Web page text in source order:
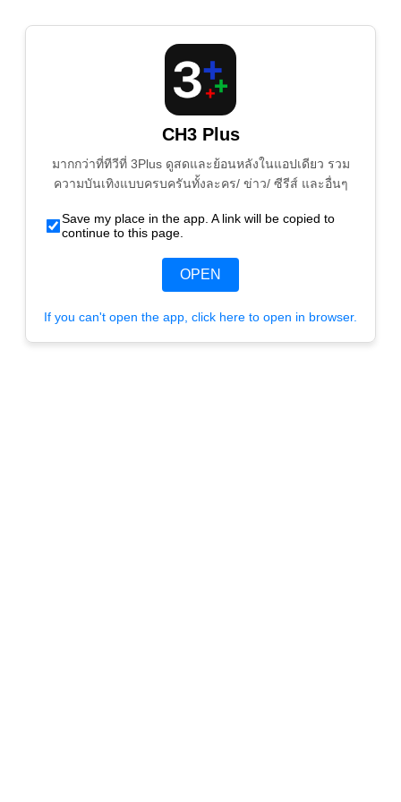
CH3 Plus
มากกว่าที่ทีวีที่ 3Plus ดูสดและย้อนหลังในแอปเดียว รวม
ความบันเทิงแบบครบครันทั้งละคร/ ข่าว/ ซีรีส์ และอื่นๆ
Save my place in the app. A link will be copied to
continue to this page.
OPEN
If you can't open the app, click here to open in browser.